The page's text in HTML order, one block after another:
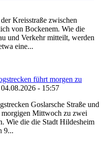
Kreisstraße zwischen
von Bockenem. Wie die
und Verkehr mitteilt, werden
eine...
führt morgen zu
- 15:57
Goslarsche Straße und
morgigen Mittwoch zu zwei
Wie die die Stadt Hildesheim
9...